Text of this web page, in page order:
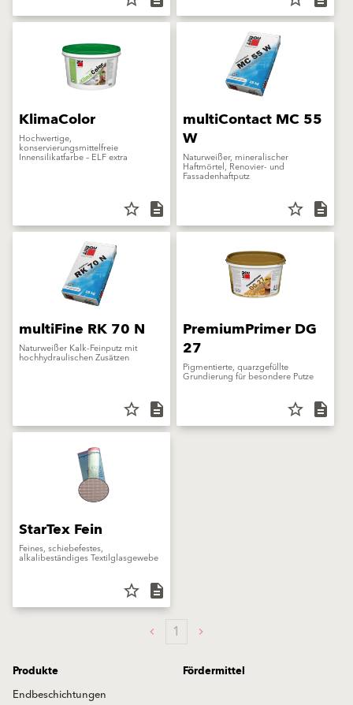
KlimaColor
Hochwertige,
konservierungsmittelfreie
Innensilikatfarbe – ELF extra
star_border description
multiContact MC 55
W
Naturweißer, mineralischer
Haftmörtel, Renovier- und
Fassadenhaftputz
star_border description
multiFine RK 70 N
Naturweißer Kalk-Feinputz mit
hochhydraulischen Zusätzen
star_border description
PremiumPrimer DG
27
Pigmentierte, quarzgefüllte
Grundierung für besondere Putze
star_border description
StarTex Fein
Feines, schiebefestes,
alkalibeständiges Textilglasgewebe
star_border description
1
Produkte
Endbeschichtungen
Fördermittel